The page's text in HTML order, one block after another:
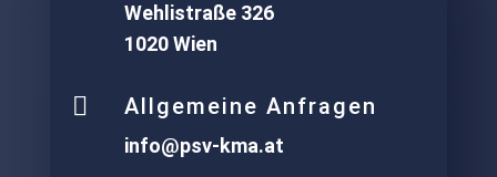
Wehlistraße 326
1020 Wien
 Allgemeine Anfragen
info@psv-kma.at